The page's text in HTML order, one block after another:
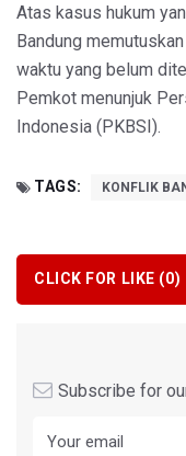
Atas kasus hukum
Bandung
waktu yang belum
Pemkot menunjuk
Indonesia (PKBSI).
TAGS: KONFLIK
CLICK FOR LIKE (0)
Subscribe for